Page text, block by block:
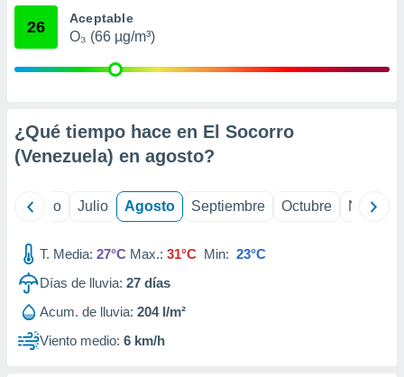
e
publicidad
1199
26 Aceptable
O₃ (66 µg/m³)
¿Qué tiempo hace en El Socorro
(Venezuela) en agosto?
Junio Julio Agosto Septiembre Octubre
T. Media: 27°C Max.: 31°C Min: 23°C
Días de lluvia: 27 días
Acum. de lluvia: 204 l/m²
Viento medio: 6 km/h